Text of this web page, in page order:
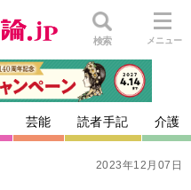
検索 メニュー
芸能 読者手記 介護
2023年12月07日